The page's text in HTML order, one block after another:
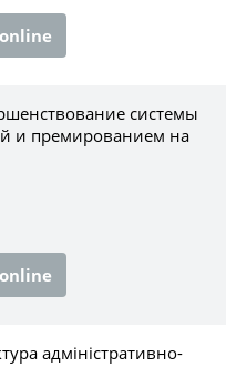
системы
и премированием на
адміністративно-